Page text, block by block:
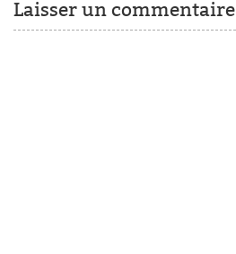
Laisser un commentaire